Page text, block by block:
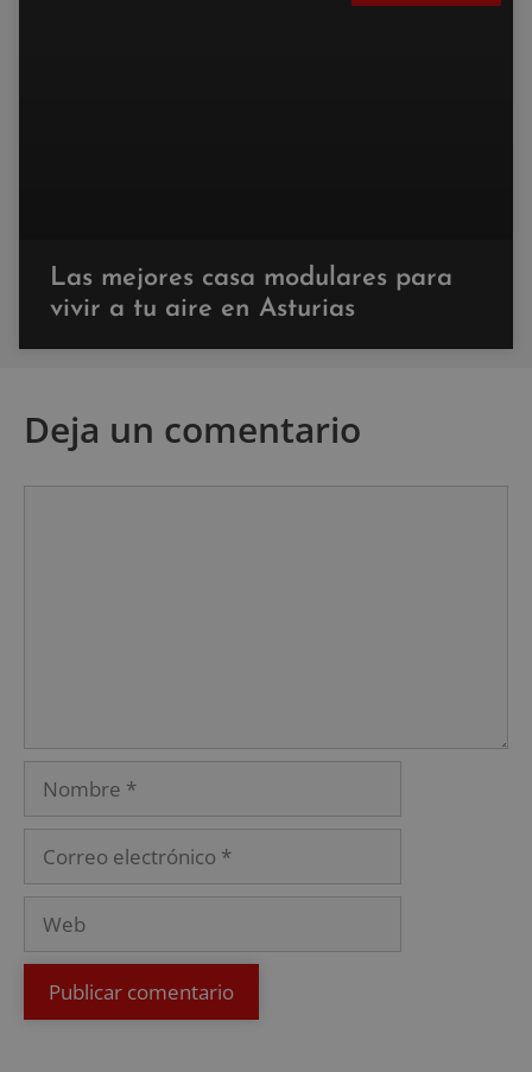
Las mejores casa modulares para
vivir a tu aire en Asturias
Deja un comentario